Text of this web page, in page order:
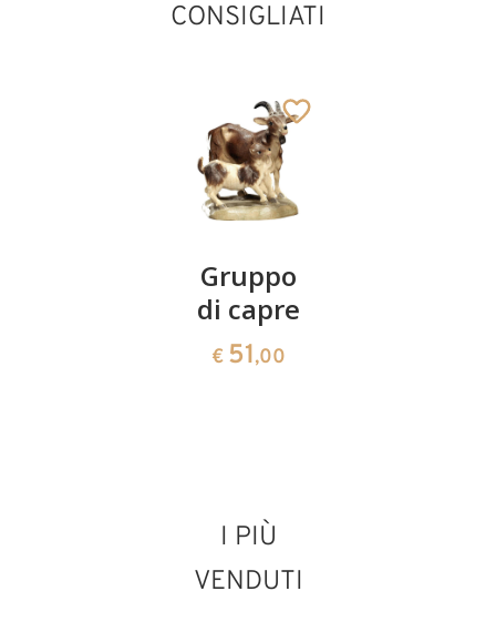
CONSIGLIATI
Gruppo
di capre
€ 51,00
I PIÙ
VENDUTI